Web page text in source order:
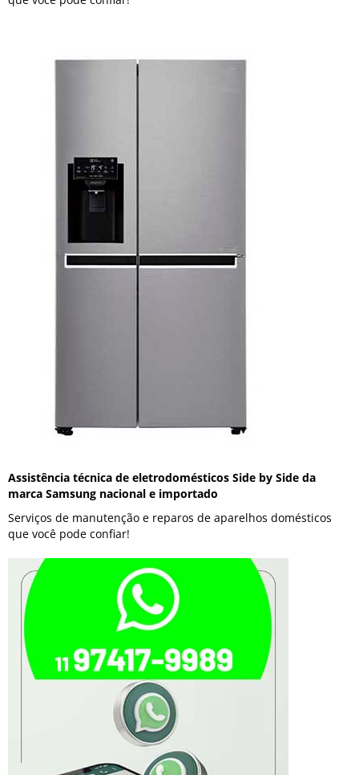
Assistência técnica de eletrodomésticos Side by Side da
marca Samsung nacional e importado
Serviços de manutenção e reparos de aparelhos domésticos
que você pode confiar!